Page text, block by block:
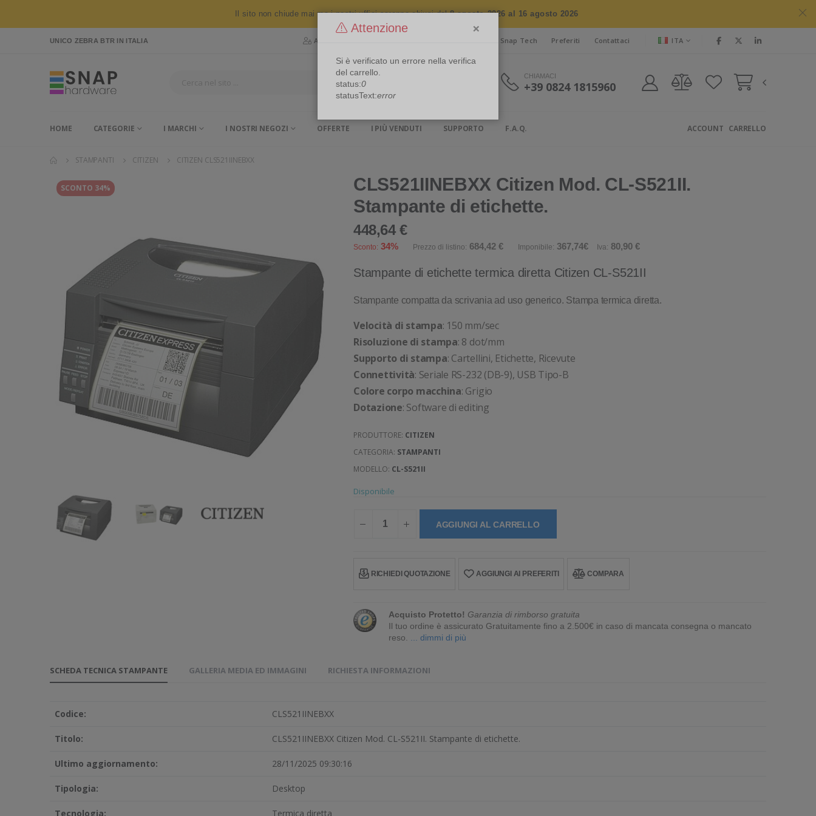
Il sito non chiude mai ma i nostri uffici saranno chiusi dal8 agosto 2026 al 16 agosto 2026
UNICO ZEBRA BTR IN ITALIA Area Riservata Snap Tech Preferiti Contattaci ITA
CHIAMACI
+39 0824 1815960
HOME CATEGORIE I MARCHI I NOSTRI NEGOZI OFFERTE I PIÙ VENDUTI SUPPORTO F.A.Q. CARRELLO
ACCOUNT
STAMPANTI CITIZEN CITIZEN CLS521IINEBXX
SCONTO 34%
CLS521IINEBXX Citizen Mod. CL-S521II.
Stampante di etichette.
448,64 €
Sconto: 34% Prezzo di listino: 684,42 € Imponibile: 367,74€ Iva: 80,90 €
Stampante di etichette termica diretta Citizen CL-S521II
Stampante compatta da scrivania ad uso generico. Stampa termica diretta.
Velocità di stampa: 150 mm/sec
Risoluzione di stampa: 8 dot/mm
Supporto di stampa: Cartellini, Etichette, Ricevute
Connettività: Seriale RS-232 (DB-9), USB Tipo-B
Colore corpo macchina: Grigio
Dotazione: Software di editing
PRODUTTORE: CITIZEN
CATEGORIA: STAMPANTI
MODELLO: CL-S521II
Disponibile
AGGIUNGI AL CARRELLO
RICHIEDI QUOTAZIONE AGGIUNGI AI PREFERITI COMPARA
Acquisto Protetto! Garanzia di rimborso gratuita
Il tuo ordine è assicurato Gratuitamente fino a 2.500€ in caso di mancata consegna o mancato
reso.
... dimmi di più
SCHEDA TECNICA STAMPANTE GALLERIA MEDIA ED IMMAGINI RICHIESTA INFORMAZIONI
Codice: CLS521IINEBXX
Titolo: CLS521IINEBXX Citizen Mod. CL-S521II. Stampante di etichette.
Ultimo aggiornamento: 28/11/2025 09:30:16
Tipologia: Desktop
Tecnologia: Termica diretta
Attenzione ×
Si è verificato un errore nella verifica
del carrello.
status:0
statusText:error